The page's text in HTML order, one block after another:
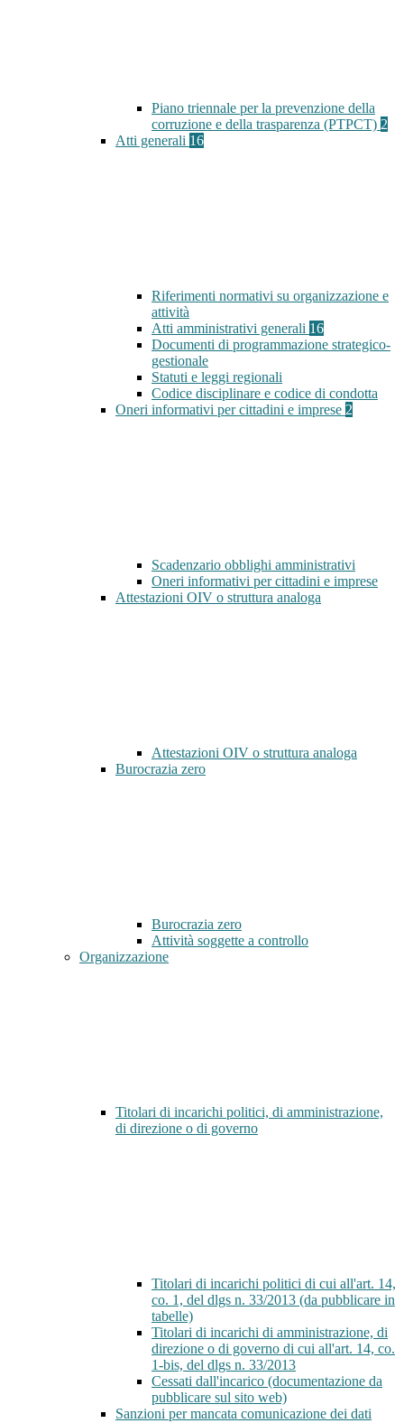
Piano triennale per la prevenzione della
corruzione e della trasparenza (PTPCT) 2
Atti generali 16
Riferimenti normativi su organizzazione e
attività
Atti amministrativi generali 16
Documenti di programmazione strategico-
gestionale
Statuti e leggi regionali
Codice disciplinare e codice di condotta
Oneri informativi per cittadini e imprese 2
Scadenzario obblighi amministrativi
Oneri informativi per cittadini e imprese
Attestazioni OIV o struttura analoga
Attestazioni OIV o struttura analoga
Burocrazia zero
Burocrazia zero
Attività soggette a controllo
Organizzazione
Titolari di incarichi politici, di amministrazione,
di direzione o di governo
Titolari di incarichi politici di cui all'art. 14,
co. 1, del dlgs n. 33/2013 (da pubblicare in
tabelle)
Titolari di incarichi di amministrazione, di
direzione o di governo di cui all'art. 14, co.
1-bis, del dlgs n. 33/2013
Cessati dall'incarico (documentazione da
pubblicare sul sito web)
Sanzioni per mancata comunicazione dei dati